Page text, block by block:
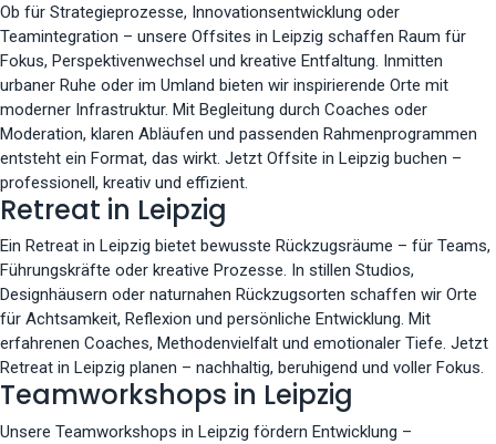
Ob für Strategieprozesse, Innovationsentwicklung oder
Teamintegration – unsere Offsites in Leipzig schaffen Raum für
Fokus, Perspektivenwechsel und kreative Entfaltung. Inmitten
urbaner Ruhe oder im Umland bieten wir inspirierende Orte mit
moderner Infrastruktur. Mit Begleitung durch Coaches oder
Moderation, klaren Abläufen und passenden Rahmenprogrammen
entsteht ein Format, das wirkt. Jetzt Offsite in Leipzig buchen –
professionell, kreativ und effizient.
Retreat in Leipzig
Ein Retreat in Leipzig bietet bewusste Rückzugsräume – für Teams,
Führungskräfte oder kreative Prozesse. In stillen Studios,
Designhäusern oder naturnahen Rückzugsorten schaffen wir Orte
für Achtsamkeit, Reflexion und persönliche Entwicklung. Mit
erfahrenen Coaches, Methodenvielfalt und emotionaler Tiefe. Jetzt
Retreat in Leipzig planen – nachhaltig, beruhigend und voller Fokus.
Teamworkshops in Leipzig
Unsere Teamworkshops in Leipzig fördern Entwicklung –